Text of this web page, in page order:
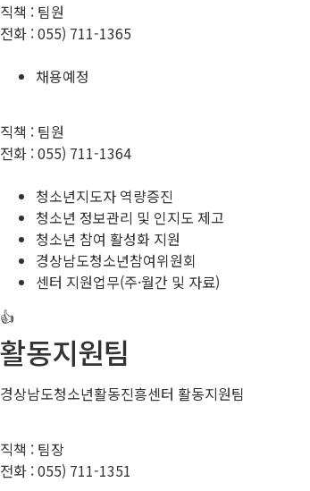
직책 : 팀원
전화 :055) 711-1365
채용예정
직책 : 팀원
전화 :055) 711-1364
청소년지도자 역량증진
청소년 정보관리 및 인지도 제고
청소년 참여 활성화 지원
경상남도청소년참여위원회
센터 지원업무(주·월간 및 자료)
👍
활동지원팀
경상남도청소년활동진흥센터 활동지원팀
직책 : 팀장
전화 :055) 711-1351